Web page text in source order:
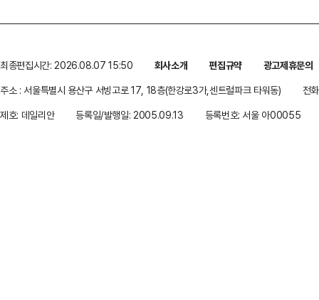
최종편집시간: 2026.08.07 15:50 회사소개 편집규약
광고제휴문의
주소 : 서울특별시 용산구 서빙고로 17, 18층(한강로3가,센트럴파크 타워동)
전
제호: 데일리안
등록일/발행일: 2005.09.13 등록번호: 서울 아00055